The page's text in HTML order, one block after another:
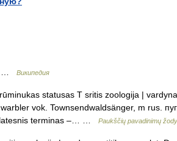
… Википедия
statusas T sritis zoologija |
vok. Townsendwaldsänger, m rus.
terminas –… …
Paukščių pavadinimų